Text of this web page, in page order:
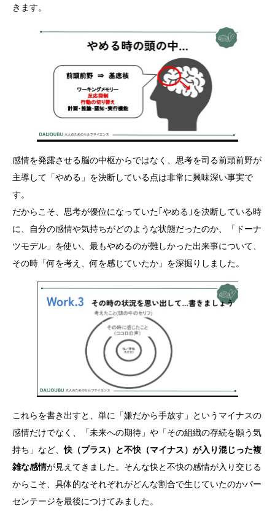
きます。
感情を発露させる脳の中枢からではなく、思考を司る前頭前野が
主導して「やめる」を決断している点は非常に興味深い事実で
す。
だからこそ、思考が優位になっていた｢やめる｣を決断している時
に、自分の感情や気持ちがどのような状態だったのか、「ドーナ
ツモデル」を使い、最もやめるのが難しかった出来事について、
その時「何を考え、何を感じていたか」を深掘りしました。
これらを書き出すと、単に「嫌だから手放す」というマイナスの
感情だけでなく、「未来への期待」や「その組織の存続を願う気
持ち」など、快（プラス）と不快（マイナス）が入り混じった複
雑な感情が見えてきました。そんな快と不快の感情が入り交じる
からこそ、具体的なそれぞれがどんな割合で生じていたのかパー
センテージを最後につけてみました。